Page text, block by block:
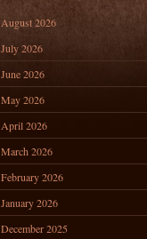
August 2026
July 2026
June 2026
May 2026
April 2026
March 2026
February 2026
January 2026
December 2025